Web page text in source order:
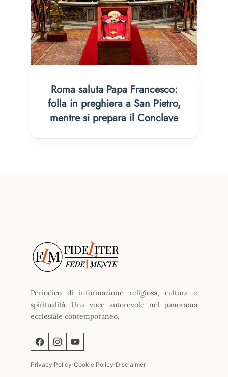
Roma saluta Papa Francesco:
folla in preghiera a San Pietro,
mentre si prepara il Conclave
Periodico di informazione religiosa, cultura e
spiritualità. Una voce autorevole nel panorama
ecclesiale contemporaneo.
Privacy Policy·Cookie Policy·Disclaimer